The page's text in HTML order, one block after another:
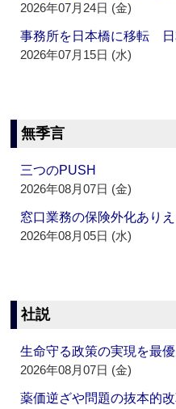
2026年07月24日 (金)
事務所を日本橋に移転 日
2026年07月15日 (水)
無季言
三つのPUSH
2026年08月07日 (金)
窓口業務の保険外化あり
2026年08月05日 (水)
社説
生命守る政策の実現を最
2026年08月07日 (金)
薬価逆ざや問題の抜本的